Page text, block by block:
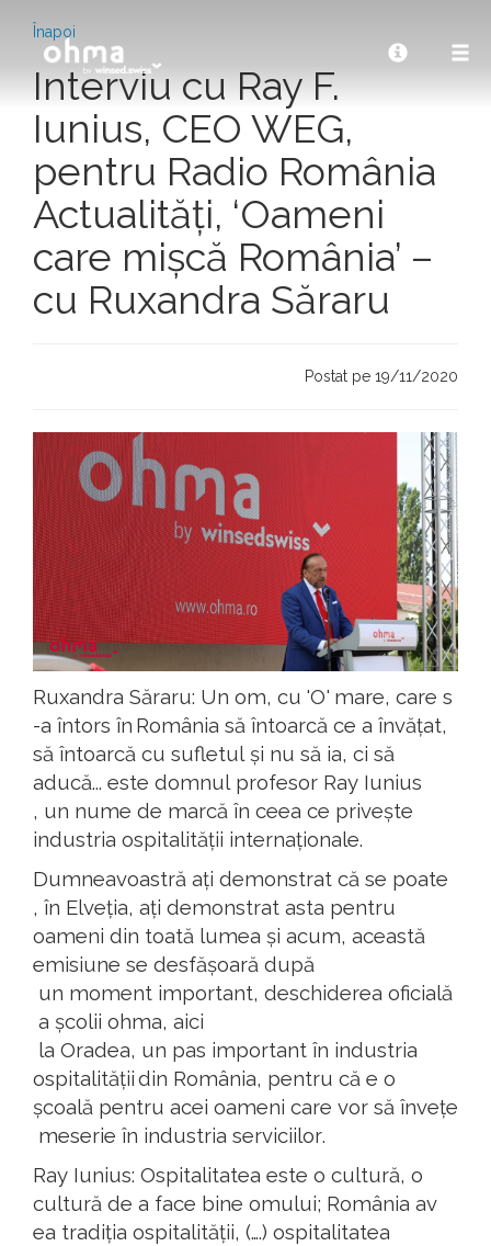
Înapoi
Interviu cu Ray F.
Iunius, CEO WEG,
pentru Radio România
Actualități, ‘Oameni
care mișcă România’ –
cu Ruxandra Săraru
Postat pe 19/11/2020
Ruxandra Săraru: Un om, cu 'O' mare, care s
-a întors în România să întoarcă ce a învățat,
să întoarcă cu sufletul și nu să ia, ci să
aducă... este domnul profesor Ray Iunius
, un nume de marcă în ceea ce privește
industria ospitalității internaționale.
Dumneavoastră ați demonstrat că se poate
, în Elveția, ați demonstrat asta pentru
oameni din toată lumea și acum, această
emisiune se desfășoară după
un moment important, deschiderea oficială
a școlii ohma, aici
la Oradea, un pas important în industria
ospitalitățiidin România, pentru că e o
școală pentru acei oameni care vor să învețe
meserie în industria serviciilor.
Ray Iunius: Ospitalitatea este o cultură, o
cultură de a face bine omului; România av
ea tradiția ospitalității, (….) ospitalitatea